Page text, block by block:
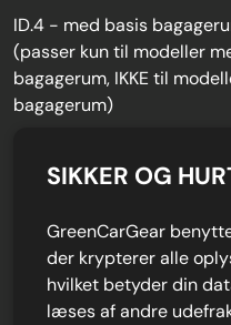
ID.4 - med basis
(passer kun til modeller
bagagerum, IKKE til
bagagerum)
SIKKER OG
GreenCarGear
der krypterer alle
hvilket betyder din
læses af andre